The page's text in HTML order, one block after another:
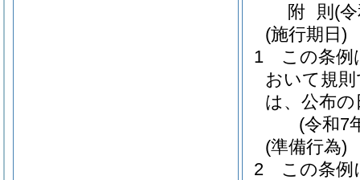
附 則 (
(施行期日)
1
この条例
おいて規
は、公布
(令和7
(準備行為)
2
この条例